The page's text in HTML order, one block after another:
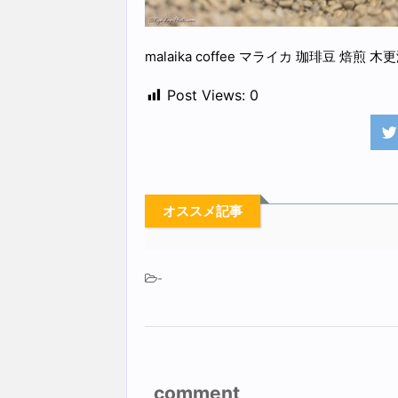
malaika coffee マライカ 珈琲豆 焙煎 木
Post Views: 0
オススメ記事
-
comment